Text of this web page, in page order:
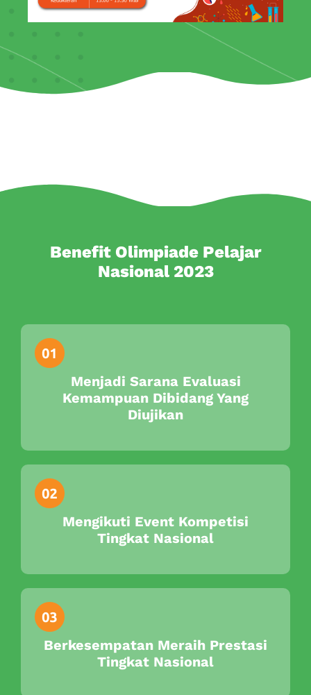
Benefit Olimpiade Pelajar
Nasional 2023
Menjadi Sarana Evaluasi
Kemampuan Dibidang Yang
Diujikan
Mengikuti Event Kompetisi
Tingkat Nasional
Berkesempatan Meraih Prestasi
Tingkat Nasional